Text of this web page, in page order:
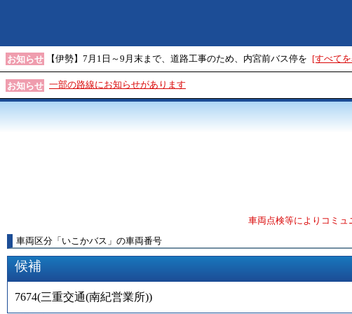
お知らせ 【伊勢】7月1日～9月末まで、道路工事のため、内宮前バス停を [すべて
お知らせ 一部の路線にお知らせがあります
車両点検等によりコミュ
車両区分 「 いこかバス 」 の車両番号
候補
7674(三重交通(南紀営業所))